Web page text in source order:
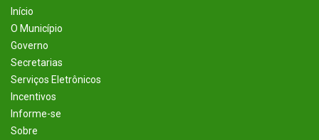
Início
O Município
Governo
Secretarias
Serviços Eletrônicos
Incentivos
Informe-se
Sobre